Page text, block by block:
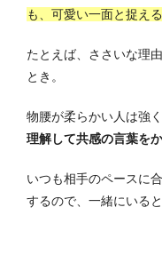
も、可愛い一面と捉え
たとえば、ささいな理
とき。
物腰が柔らかい人は強
理解して共感の言葉を
いつも相手のペースに
するので、一緒にいる